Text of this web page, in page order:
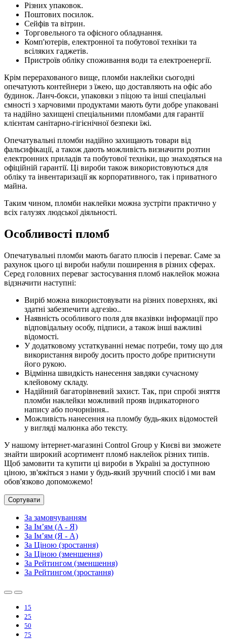
Різних упаковок.
Поштових посилок.
Сейфів та вітрин.
Торговельного та офісного обладнання.
Комп'ютерів, електронної та побутової техніки та
всіляких гаджетів.
Пристроїв обліку споживання води та електроенергії.
Крім перерахованого вище, пломби наклейки сьогодні
опечатують контейнери з їжею, що доставляють на офіс або
будинок. Ланч-бокси, упаковки з піцою та інші спеціальні
ємності з харчовими продуктами мають бути добре упаковані
та надійно захищені спеціальними пломбами для гарантії
клієнтам санітарно-гігієнічної безпеки їжі.
Опечатувальні пломби надійно захищають товари від
фальсифікації, а також дають можливість визначити розтин
електронних приладів та побутової техніки, що знаходяться на
офіційній гарантії. Ці вироби також використовуються для
обліку та інвентаризації як корпоративного, так і приватного
майна.
Таким чином, пломби наклейки можна зустріти практично у
всіх галузях людської діяльності.
Особливості пломб
Опечатувальні пломби мають багато плюсів і переваг. Саме за
рахунок цього ці вироби набули поширення в різних сферах.
Серед головних переваг застосування пломб наклейок можна
відзначити наступні:
Виріб можна використовувати на різних поверхнях, які
здатні забезпечити адгезію..
Наявність особливого поля для вказівки інформації про
відповідальну особу, підписи, а також інші важливі
відомості.
У додатковому устаткуванні немає потреби, тому що для
використання виробу досить просто добре притиснути
його рукою.
Відмінна швидкість нанесення завдяки сучасному
клейовому складу.
Надійний багаторівневий захист. Так, при спробі зняття
пломби наклейки можливий прояв індикаторного
напису або почорніння..
Можливість нанесення на пломбу будь-яких відомостей
у вигляді малюнка або тексту.
У нашому інтернет-магазині Control Group у Києві ви зможете
знайти широкий асортимент пломб наклейок різних типів.
Щоб замовити та купити ці вироби в Україні за доступною
ціною, зв'яжіться з нами у будь-який зручний спосіб і ми вам
обов'язково допоможемо!
Сортувати
За замовчуванням
За Ім’ям (A - Я)
За Ім’ям (Я - A)
За Ціною (зростання)
За Ціною (зменшення)
За Рейтингом (зменшення)
За Рейтингом (зростання)
15
25
50
75